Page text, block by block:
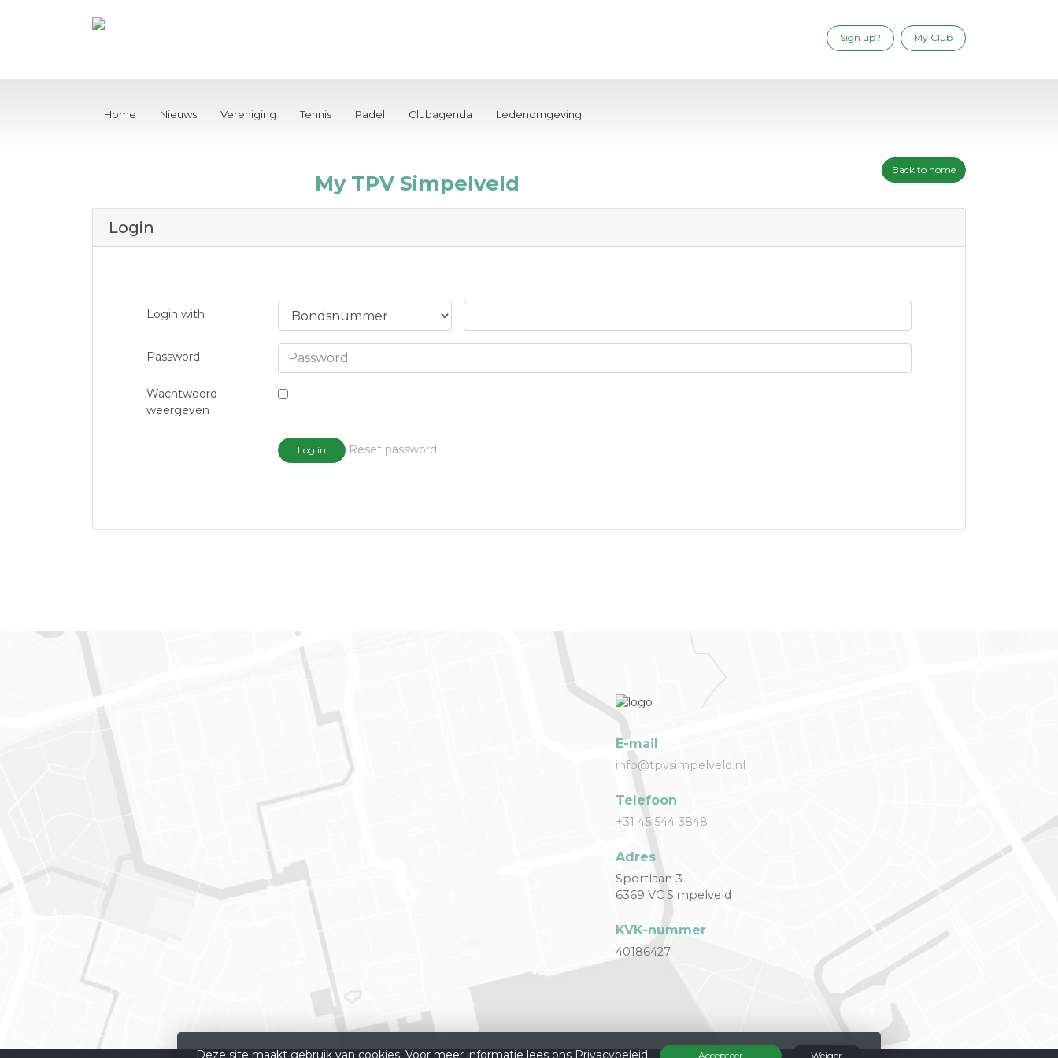
My Club
Sign up?
Home Nieuws Vereniging Tennis Padel Clubagenda Ledenomgeving
MyTPV Simpelveld
Back to home
Login
Login with
Password
Wachtwoord
weergeven
Log in Reset password
E-mail
info@tpvsimpelveld.nl
Telefoon
+31 45 544 3848
Adres
Sportlaan 3
6369 VC Simpelveld
KVK-nummer
40186427
Deze site maakt gebruik van cookies. Voor meer informatie lees ons Privacybeleid. Accepteer Weiger